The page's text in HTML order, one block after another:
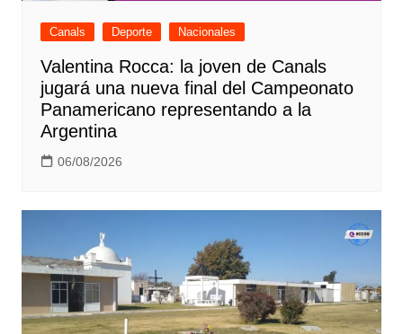
Canals Deporte Nacionales
Valentina Rocca: la joven de Canals
jugará una nueva final del Campeonato
Panamericano representando a la
Argentina
06/08/2026